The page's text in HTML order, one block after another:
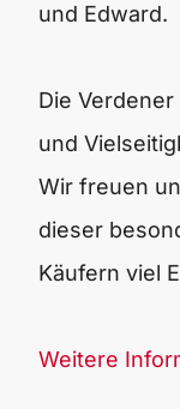
und Edward.
Die
und
Wir freuen
dieser
Käufern viel
Weitere